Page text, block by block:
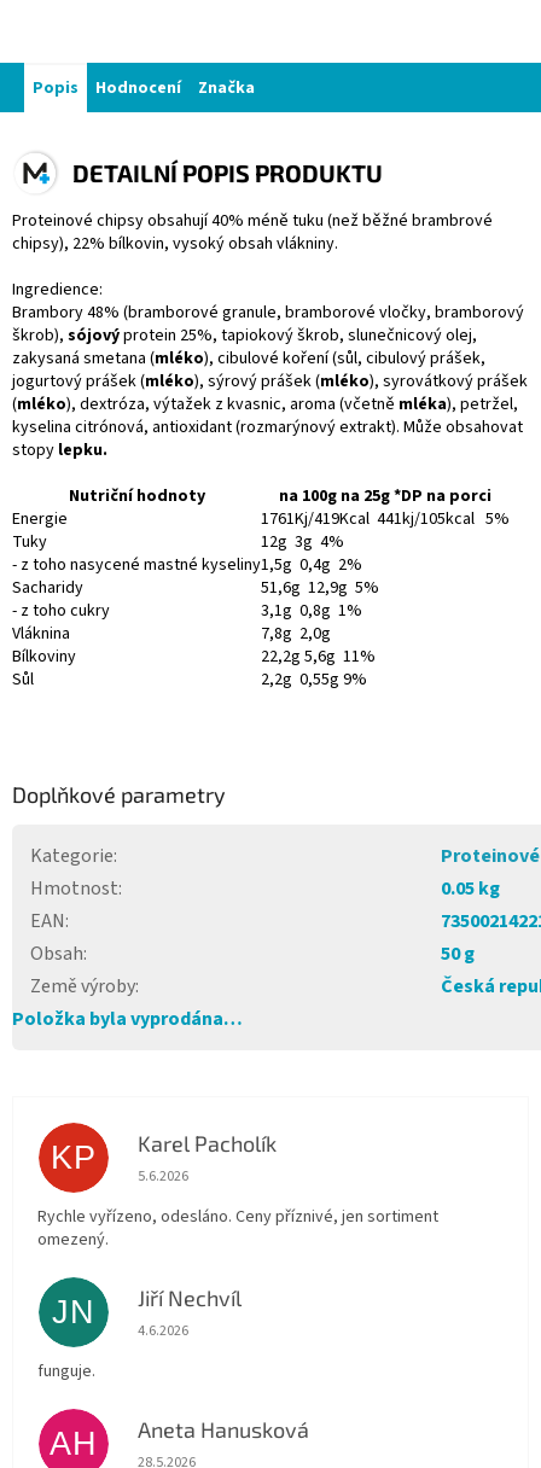
Popis Hodnocení Značka
DETAILNÍ POPIS PRODUKTU
Proteinové chipsy obsahují 40% méně tuku (než běžné brambrové
chipsy), 22% bílkovin, vysoký obsah vlákniny.
Ingredience:
Brambory 48% (bramborové granule, bramborové vločky, bramborový
škrob), sójovýprotein 25%, tapiokový škrob, slunečnicový olej,
zakysaná smetana (mléko), cibulové koření (sůl, cibulový prášek,
jogurtový prášek (mléko), sýrový prášek (mléko), syrovátkový prášek
(mléko), dextróza, výtažek z kvasnic, aroma (včetně mléka), petržel,
kyselina citrónová, antioxidant (rozmarýnový extrakt). Může obsahovat
stopy lepku.
Nutriční hodnoty
na 100g na 25g *DP na porci
Energie
1761Kj/419Kcal 441kj/105kcal 5%
Tuky
12g 3g 4%
- z toho nasycené mastné kyseliny1,5g 0,4g 2%
Sacharidy
51,6g 12,9g 5%
- z toho cukry
3,1g 0,8g 1%
Vláknina
7,8g 2,0g
Bílkoviny
22,2g 5,6g 11%
Sůl
2,2g 0,55g 9%
Doplňkové parametry
Kategorie:
Hmotnost:
0.05 kg
EAN:
Obsah:
50 g
Země výroby:
Česká
Položka byla vyprodána…
KP Karel Pacholík
Hodnocení obchodu je 4 z 5 hvězdiček.
5.6.2026
Rychle vyřízeno, odesláno. Ceny příznivé, jen sortiment
omezený.
JN Jiří Nechvíl
Hodnocení obchodu je 5 z 5 hvězdiček.
4.6.2026
funguje.
AH Aneta Hanusková
Hodnocení obchodu je 5 z 5 hvězdiček.
28.5.2026